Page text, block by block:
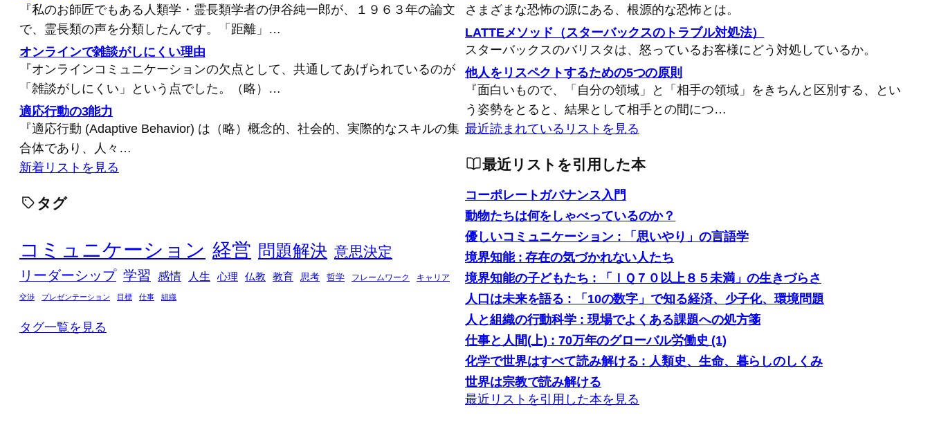
『私のお師匠でもある人類学・霊長類学者の伊谷純一郎が、１９６３年の論文
で、霊長類の声を分類したんです。「距離」…
オンラインで雑談がしにくい理由
『オンラインコミュニケーションの欠点として、共通してあげられているのが
「雑談がしにくい」という点でした。（略）…
適応行動の3能力
『適応行動 (Adaptive Behavior) は（略）概念的、社会的、実際的なスキルの集
合体であり、人々…
新着リストを見る
タグ
コミュニケーション 経営 問題解決 意思決定
リーダーシップ 学習 感情 人生 心理 仏教 教育 思考 哲学 フレームワーク キャリア
交渉 プレゼンテーション 目標 仕事 組織
タグ一覧を見る
さまざまな恐怖の源にある、根源的な恐怖とは。
LATTEメソッド（スターバックスのトラブル対処法）
スターバックスのバリスタは、怒っているお客様にどう対処しているか。
他人をリスペクトするための5つの原則
『面白いもので、「自分の領域」と「相手の領域」をきちんと区別する、とい
う姿勢をとると、結果として相手との間につ…
最近読まれているリストを見る
最近リストを引用した本
コーポレートガバナンス入門
動物たちは何をしゃべっているのか？
優しいコミュニケーション : 「思いやり」の言語学
境界知能 : 存在の気づかれない人たち
境界知能の子どもたち : 「ＩＱ７０以上８５未満」の生きづらさ
人口は未来を語る : 「10の数字」で知る経済、少子化、環境問題
人と組織の行動科学 : 現場でよくある課題への処方箋
仕事と人間(上) : 70万年のグローバル労働史 (1)
化学で世界はすべて読み解ける : 人類史、生命、暮らしのしくみ
世界は宗教で読み解ける
最近リストを引用した本を見る